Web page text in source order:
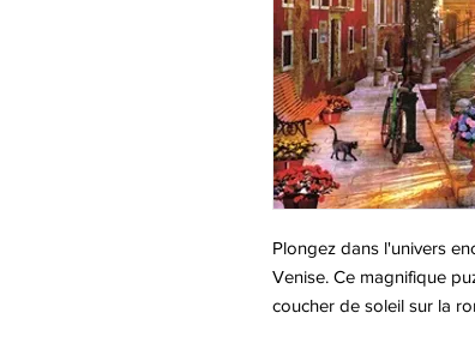
Plongez dans l'univers
Venise. Ce magnifique
coucher de soleil sur la